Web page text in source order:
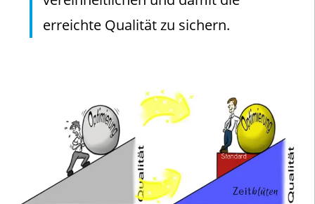
erreichte Qualität zu sichern.